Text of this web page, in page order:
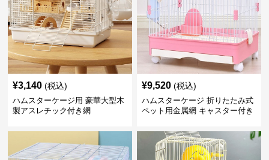
¥3,140 (税込)
ハムスターケージ用 豪華大型木
製アスレチック付き網
¥9,520 (税込)
ハムスターケージ 折りたたみ式
ペット用金属網 キャスター付き